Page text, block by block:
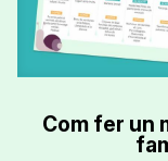
Com fer un